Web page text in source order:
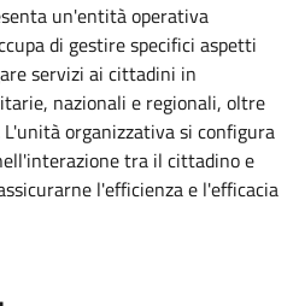
un'entità operativa
di gestire specifici aspetti
servizi ai cittadini in
nazionali e regionali, oltre
organizzativa si configura
tra il cittadino e
l'efficienza e l'efficacia